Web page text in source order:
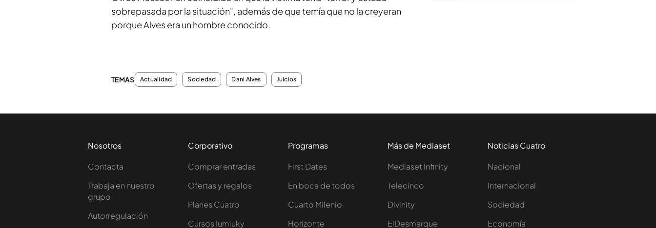
sobrepasada por la situación", además de que temía que no la creyeran
porque Alves era un hombre conocido.
TEMAS Actualidad Sociedad Dani Alves Juicios
Nosotros
Contacta
Trabaja en nuestro
grupo
Autorregulación
Corporativo
Comprar entradas
Ofertas y regalos
Planes Cuatro
Cursos Iumiuky
Programas
First Dates
En boca de todos
Cuarto Milenio
Horizonte
Más de Mediaset
Mediaset Infinity
Telecinco
Divinity
ElDesmarque
Noticias Cuatro
Nacional
Internacional
Sociedad
Economía